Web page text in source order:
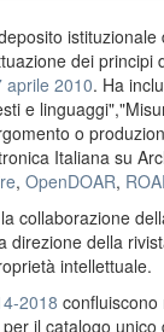
dei principi
aprile 2010. Ha
e
o
Italiana su
, OpenDOAR,
collaborazione
della
intellettuale.
2018
il catalogo